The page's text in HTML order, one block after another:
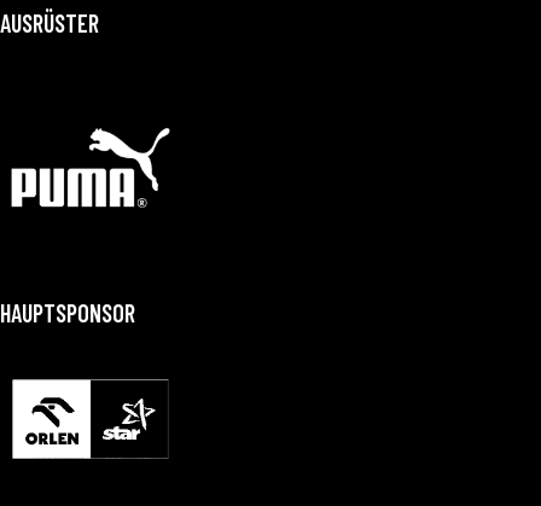
AUSRÜSTER
HAUPTSPONSOR